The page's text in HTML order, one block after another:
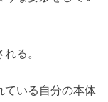
る。
ている自分の本体